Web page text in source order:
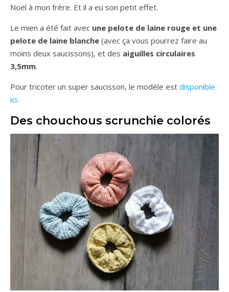
Noël à mon frère. Et il a eu son petit effet.
Le mien a été fait avec une pelote de laine rouge et une
pelote de laine blanche (avec ça vous pourrez faire au
moins deux saucissons), et des aiguilles circulaires
3,5mm.
Pour tricoter un super saucisson, le modèle est disponible
ici.
Des chouchous scrunchie colorés